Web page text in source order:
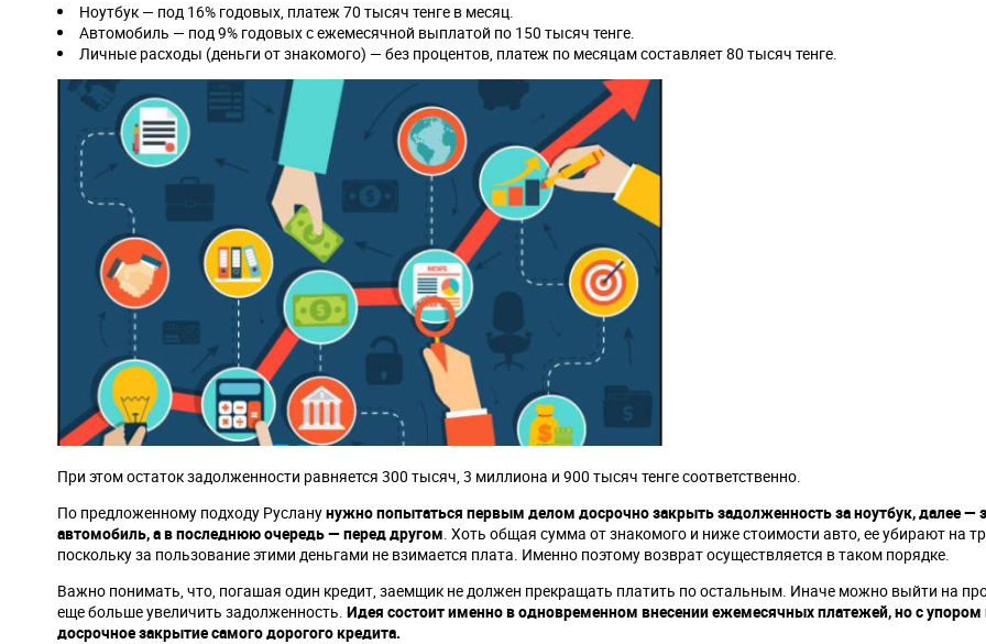
Ноутбук — под 16% годовых, платеж 70 тысяч тенге в месяц.
Автомобиль — под 9% годовых с ежемесячной выплатой по 150 тысяч тенге.
Личные расходы (деньги от знакомого) — без процентов, платеж по месяцам составляет 80 тысяч тенге.
При этом остаток задолженности равняется 300 тысяч, 3 миллиона и 900 тысяч тенге соответственно.
По предложенному подходу Русланунужно попытаться первым делом досрочно закрыть задолженность за ноутбук, далее —
автомобиль, а в последнюю очередь — перед другом. Хоть общая сумма от знакомого и ниже стоимости авто, ее убирают на
поскольку за пользование этими деньгами не взимается плата. Именно поэтому возврат осуществляется в таком порядке.
Важно понимать, что, погашая один кредит, заемщик не должен прекращать платить по остальным. Иначе можно выйти на
еще больше увеличить задолженность. Идея состоит именно в одновременном внесении ежемесячных платежей, но с упором
досрочное закрытие самого дорогого кредита.